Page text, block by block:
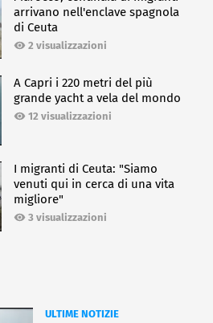
arrivano nell'enclave spagnola
di Ceuta
2 visualizzazioni
A Capri i 220 metri del più
grande yacht a vela del mondo
12 visualizzazioni
I migranti di Ceuta: "Siamo
venuti qui in cerca di una vita
migliore"
3 visualizzazioni
ULTIME NOTIZIE